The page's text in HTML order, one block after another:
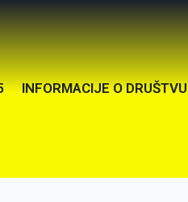
INFORMACIJE O DRUŠTVU